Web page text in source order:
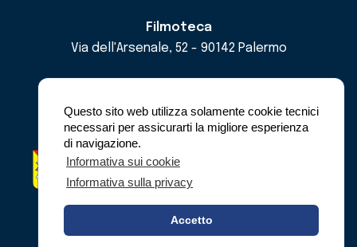
Questo sito web utilizza solamente cookie tecnici
necessari per assicurarti la migliore esperienza
di navigazione.
Informativa sui cookie
Informativa sulla privacy
Accetto
Filmoteca
Via dell'Arsenale, 52 - 90142 Palermo
pec cricdsicilia@pec.it
© Copyright 2023 - C.R.I.C.D.
Regione Siciliana - Assessorato dei Beni
Dipartimento dei Beni Culturali e dell'Identità
Siciliana